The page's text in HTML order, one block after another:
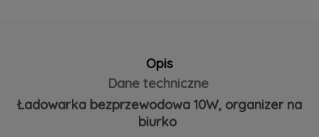
Opis
Dane techniczne
Ładowarka bezprzewodowa 10W, organizer na
biurko